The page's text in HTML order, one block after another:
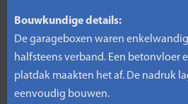
Bouwkundige details:
De garageboxen waren
halfsteens verband. Een betonvloer
platdak maakten het af. De nadruk
eenvoudig bouwen.